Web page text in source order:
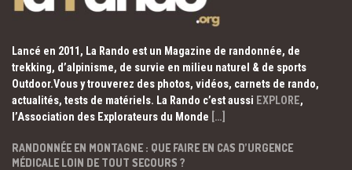
Lancé en 2011, La Rando est un Magazine de randonnée, de
trekking, d’alpinisme, de survie en milieu naturel & de sports
Outdoor.Vous y trouverez des photos, vidéos, carnets de rando,
actualités, tests de matériels. La Rando c’est aussi EXPLORE,
l’Association des Explorateurs du Monde […]
RANDONNÉE EN MONTAGNE : QUE FAIRE EN CAS D’URGENCE
MÉDICALE LOIN DE TOUT SECOURS ?